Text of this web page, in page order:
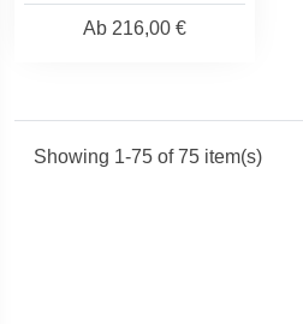
Ab 216,00 €
Showing 1-75 of 75 item(s)